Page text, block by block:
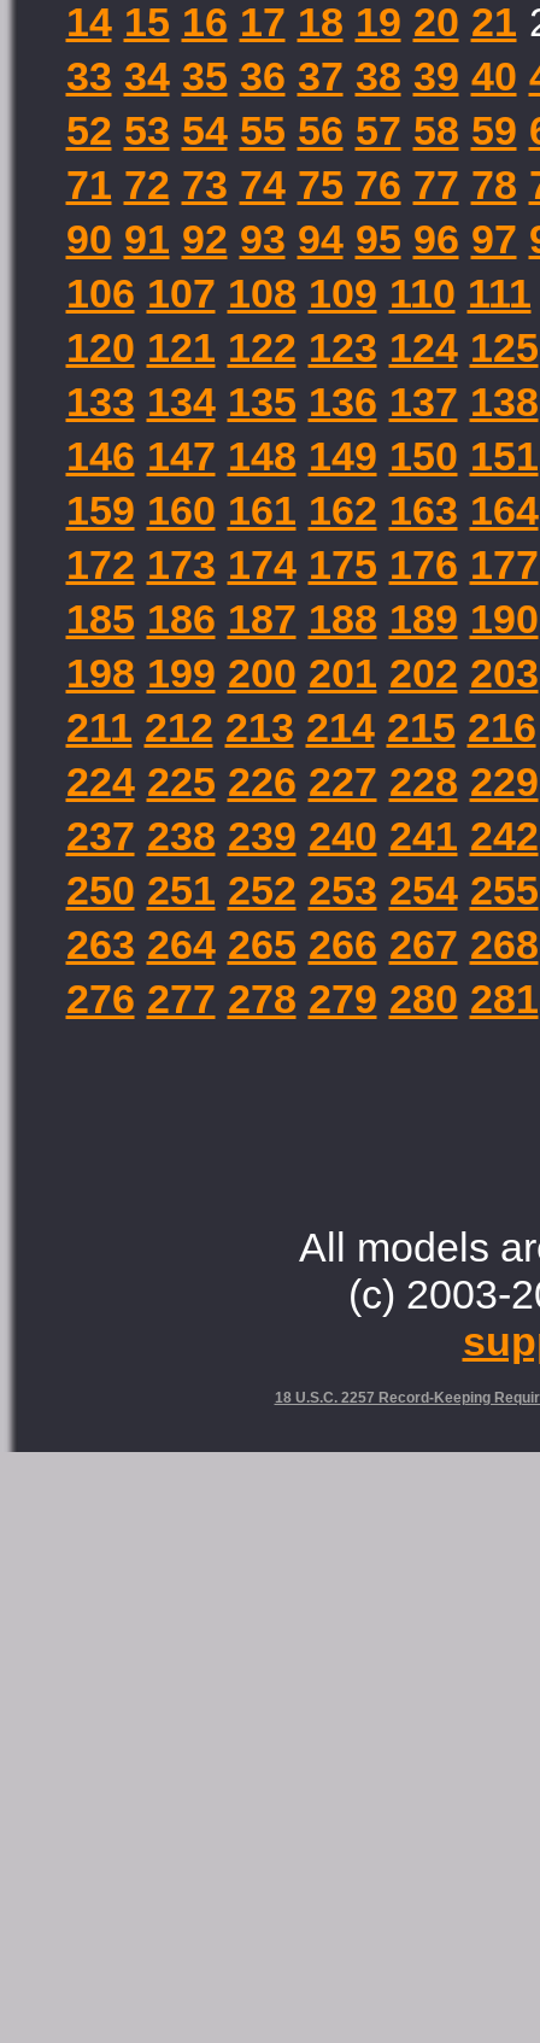
14 15 16 17 18 19 20 21
33 34 35 36 37 38 39 40
52 53 54 55 56 57 58 59
71 72 73 74 75 76 77 78
90 91 92 93 94 95 96 97
106 107 108 109 110 111
120 121 122 123 124 125
133 134 135 136 137 138
146 147 148 149 150 151
159 160 161 162 163 164
172 173 174 175 176 177
185 186 187 188 189 190
198 199 200 201 202 203
211 212 213 214 215 216
224 225 226 227 228 229
237 238 239 240 241 242
250 251 252 253 254 255
263 264 265 266 267 268
276 277 278 279 280 281
All models
(c) 2003-
18 U.S.C. 2257 Record-Keeping